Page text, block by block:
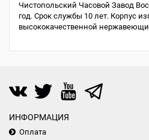
Чистопольский Часовой Завод
год. Срок службы 10 лет. Корпус
высококачественной
ИНФОРМАЦИЯ
Оплата